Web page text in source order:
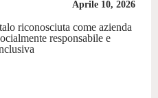
Aprile 10, 2026
riconosciuta come azienda
responsabile e